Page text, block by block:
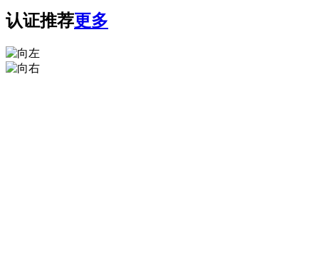
认证推荐更多